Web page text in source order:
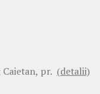
pr. (detalii)